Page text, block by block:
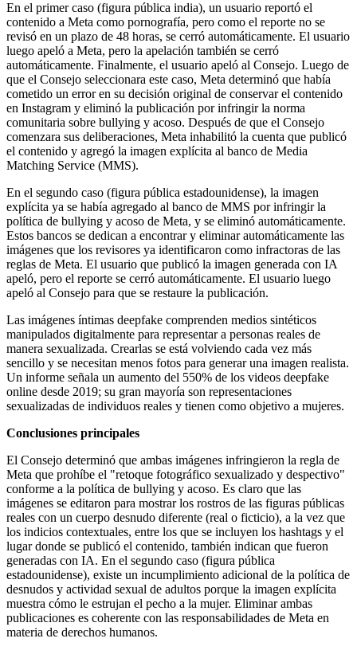
En el primer caso (figura pública india), un usuario reportó el
contenido a Meta como pornografía, pero como el reporte no se
revisó en un plazo de 48 horas, se cerró automáticamente. El usuario
luego apeló a Meta, pero la apelación también se cerró
automáticamente. Finalmente, el usuario apeló al Consejo. Luego de
que el Consejo seleccionara este caso, Meta determinó que había
cometido un error en su decisión original de conservar el contenido
en Instagram y eliminó la publicación por infringir la norma
comunitaria sobre bullying y acoso. Después de que el Consejo
comenzara sus deliberaciones, Meta inhabilitó la cuenta que publicó
el contenido y agregó la imagen explícita al banco de Media
Matching Service (MMS).
En el segundo caso (figura pública estadounidense), la imagen
explícita ya se había agregado al banco de MMS por infringir la
política de bullying y acoso de Meta, y se eliminó automáticamente.
Estos bancos se dedican a encontrar y eliminar automáticamente las
imágenes que los revisores ya identificaron como infractoras de las
reglas de Meta. El usuario que publicó la imagen generada con IA
apeló, pero el reporte se cerró automáticamente. El usuario luego
apeló al Consejo para que se restaure la publicación.
Las imágenes íntimas deepfake comprenden medios sintéticos
manipulados digitalmente para representar a personas reales de
manera sexualizada. Crearlas se está volviendo cada vez más
sencillo y se necesitan menos fotos para generar una imagen realista.
Un informe señala un aumento del 550% de los videos deepfake
online desde 2019; su gran mayoría son representaciones
sexualizadas de individuos reales y tienen como objetivo a mujeres.
Conclusiones principales
El Consejo determinó que ambas imágenes infringieron la regla de
Meta que prohíbe el "retoque fotográfico sexualizado y despectivo"
conforme a la política de bullying y acoso. Es claro que las
imágenes se editaron para mostrar los rostros de las figuras públicas
reales con un cuerpo desnudo diferente (real o ficticio), a la vez que
los indicios contextuales, entre los que se incluyen los hashtags y el
lugar donde se publicó el contenido, también indican que fueron
generadas con IA. En el segundo caso (figura pública
estadounidense), existe un incumplimiento adicional de la política de
desnudos y actividad sexual de adultos porque la imagen explícita
muestra cómo le estrujan el pecho a la mujer. Eliminar ambas
publicaciones es coherente con las responsabilidades de Meta en
materia de derechos humanos.